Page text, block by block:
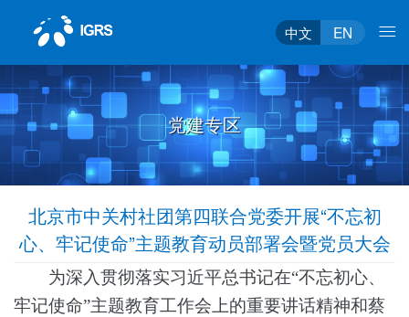
中文 EN
党建专区
北京市中关村社团第四联合党委开展“不忘初
心、牢记使命”主题教育动员部署会暨党员大会
为深入贯彻落实习近平总书记在“不忘初心、
牢记使命”主题教育工作会上的重要讲话精神和蔡